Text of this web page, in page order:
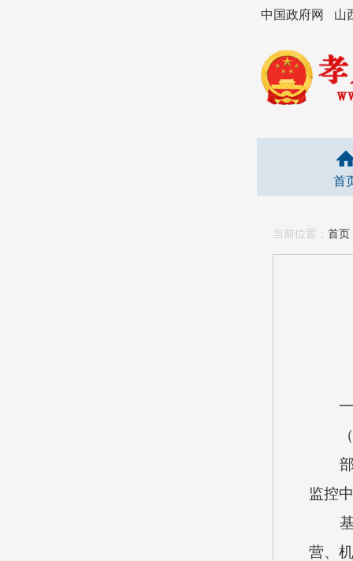
中国政府网 山
首
当前位置： 首页
一
（
部门
监控
基本
营、